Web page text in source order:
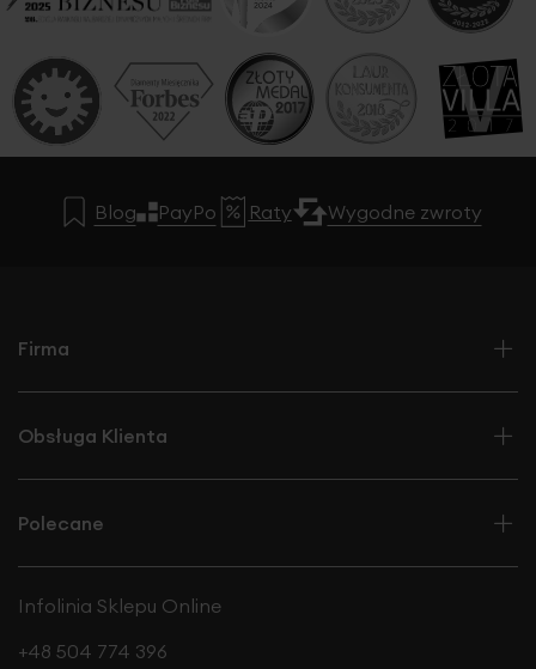
Blog PayPo Raty Wygodne zwroty
Firma
Obsługa Klienta
Polecane
Infolinia Sklepu Online
+48 504 774 396